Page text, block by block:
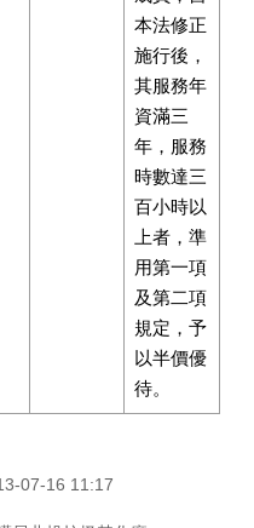
本法修正
施行後，
其服務年
資滿三
年，服務
時數達三
百小時以
上者，準
用第一項
及第二項
規定，予
以半價優
待。
07-16 11:17